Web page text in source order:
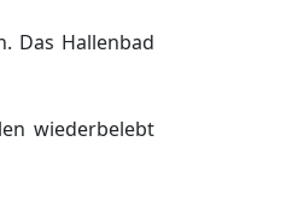
Das Hallenbad
wiederbelebt